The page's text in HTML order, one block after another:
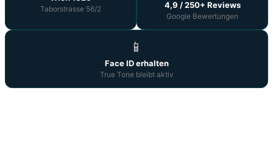
Taborstrasse 56/2 4,9 / 250+ Reviews
Google Bewertungen
📱
Face ID erhalten
True Tone bleibt aktiv